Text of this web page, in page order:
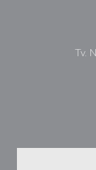
Tv.